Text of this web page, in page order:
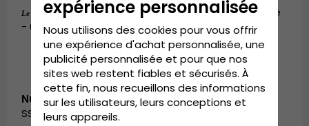
Le guide des tailles: Small - 56 cm. Medium - 58 cm. Large
- 60 cm. X-Large - 62 cm.
Numéro d’article:
SS_jungla.181.natur-1
expérience personnalisée
Nous utilisons des cookies pour vous offrir
une expérience d'achat personnalisée, une
publicité personnalisée et pour que nos
sites web restent fiables et sécurisés. À
cette fin, nous recueillons des informations
sur les utilisateurs, leurs conceptions et
leurs appareils.